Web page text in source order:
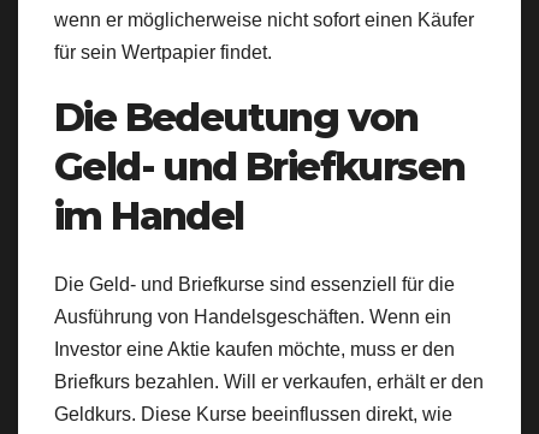
wenn er möglicherweise nicht sofort einen Käufer
für sein Wertpapier findet.
Die Bedeutung von
Geld- und Briefkursen
im Handel
Die Geld- und Briefkurse sind essenziell für die
Ausführung von Handelsgeschäften. Wenn ein
Investor eine Aktie kaufen möchte, muss er den
Briefkurs bezahlen. Will er verkaufen, erhält er den
Geldkurs. Diese Kurse beeinflussen direkt, wie